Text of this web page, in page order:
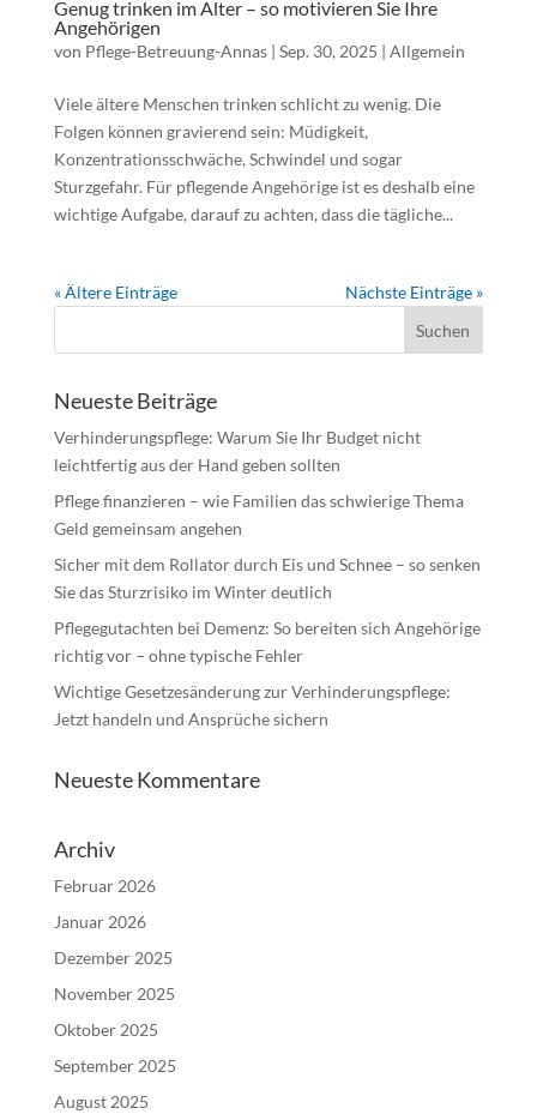
Genug trinken im Alter – so motivieren Sie Ihre
Angehörigen
von Pflege-Betreuung-Annas| Sep. 30, 2025 | Allgemein
Viele ältere Menschen trinken schlicht zu wenig. Die
Folgen können gravierend sein: Müdigkeit,
Konzentrationsschwäche, Schwindel und sogar
Sturzgefahr. Für pflegende Angehörige ist es deshalb eine
wichtige Aufgabe, darauf zu achten, dass die tägliche...
« Ältere Einträge Nächste Einträge »
Neueste Beiträge
Verhinderungspflege: Warum Sie Ihr Budget nicht
leichtfertig aus der Hand geben sollten
Pflege finanzieren – wie Familien das schwierige Thema
Geld gemeinsam angehen
Sicher mit dem Rollator durch Eis und Schnee – so senken
Sie das Sturzrisiko im Winter deutlich
Pflegegutachten bei Demenz: So bereiten sich Angehörige
richtig vor – ohne typische Fehler
Wichtige Gesetzesänderung zur Verhinderungspflege:
Jetzt handeln und Ansprüche sichern
Neueste Kommentare
Archiv
Februar 2026
Januar 2026
Dezember 2025
November 2025
Oktober 2025
September 2025
August 2025